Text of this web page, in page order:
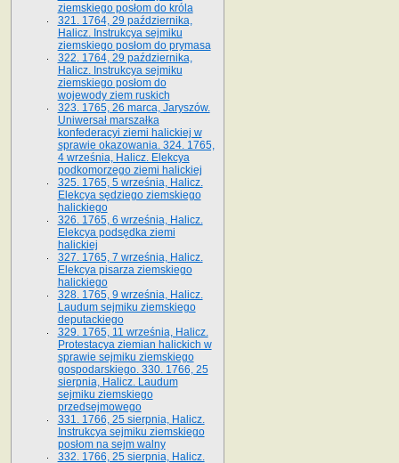
ziemskiego posłom do króla
321. 1764, 29 października,
Halicz. Instrukcya sejmiku
ziemskiego posłom do prymasa
322. 1764, 29 października,
Halicz. Instrukcya sejmiku
ziemskiego posłom do
wojewody ziem ruskich
323. 1765, 26 marca, Jaryszów.
Uniwersał marszałka
konfederacyi ziemi halickiej w
sprawie okazowania. 324. 1765,
4 września, Halicz. Elekcya
podkomorzego ziemi halickiej
325. 1765, 5 września, Halicz.
Elekcya sędziego ziemskiego
halickiego
326. 1765, 6 września, Halicz.
Elekcya podsędka ziemi
halickiej
327. 1765, 7 września, Halicz.
Elekcya pisarza ziemskiego
halickiego
328. 1765, 9 września, Halicz.
Laudum sejmiku ziemskiego
deputackiego
329. 1765, 11 września, Halicz.
Protestacya ziemian halickich w
sprawie sejmiku ziemskiego
gospodarskiego. 330. 1766, 25
sierpnia, Halicz. Laudum
sejmiku ziemskiego
przedsejmowego
331. 1766, 25 sierpnia, Halicz.
Instrukcya sejmiku ziemskiego
posłom na sejm walny
332. 1766, 25 sierpnia, Halicz.